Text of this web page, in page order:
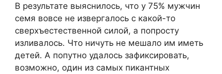
В результате выяснилось, что у 75% мужчин
семя вовсе не извергалось с какой-то
сверхъестественной силой, а попросту
изливалось. Что ничуть не мешало им иметь
детей. А попутно удалось зафиксировать,
возможно, один из самых пикантных